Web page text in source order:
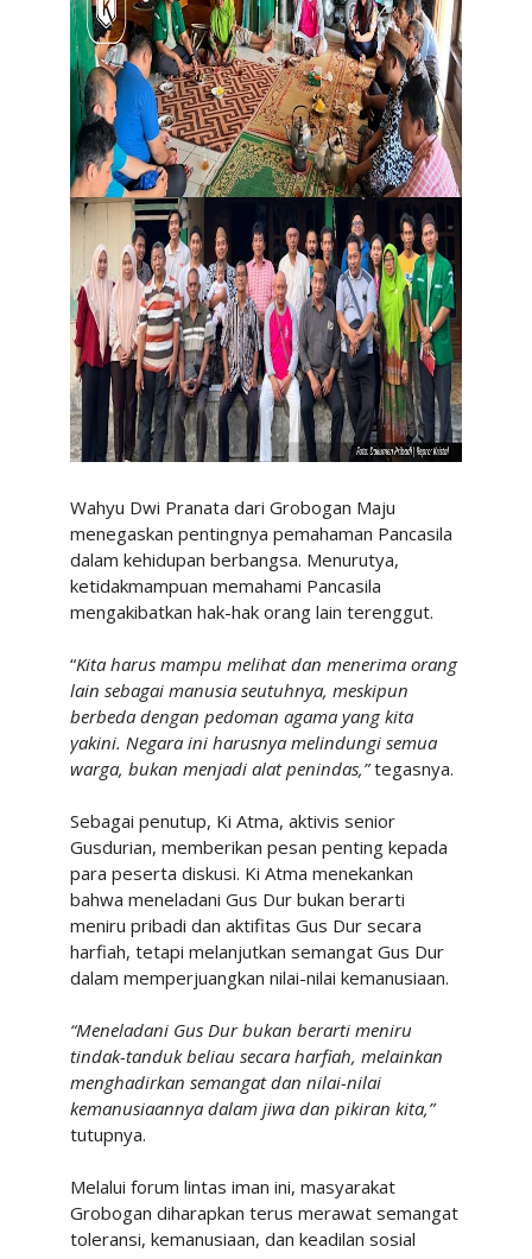
Wahyu Dwi Pranata dari Grobogan Maju
menegaskan pentingnya pemahaman Pancasila
dalam kehidupan berbangsa. Menurutya,
ketidakmampuan memahami Pancasila
mengakibatkan hak-hak orang lain terenggut.
“Kita harus mampu melihat dan menerima orang
lain sebagai manusia seutuhnya, meskipun
berbeda dengan pedoman agama yang kita
yakini. Negara ini harusnya melindungi semua
warga, bukan menjadi alat penindas,”tegasnya.
Sebagai penutup, Ki Atma, aktivis senior
Gusdurian, memberikan pesan penting kepada
para peserta diskusi. Ki Atma menekankan
bahwa meneladani Gus Dur bukan berarti
meniru pribadi dan aktifitas Gus Dur secara
harfiah, tetapi melanjutkan semangat Gus Dur
dalam memperjuangkan nilai-nilai kemanusiaan.
“Meneladani Gus Dur bukan berarti meniru
tindak-tanduk beliau secara harfiah, melainkan
menghadirkan semangat dan nilai-nilai
kemanusiaannya dalam jiwa dan pikiran kita,”
tutupnya.
Melalui forum lintas iman ini, masyarakat
Grobogan diharapkan terus merawat semangat
toleransi, kemanusiaan, dan keadilan sosial